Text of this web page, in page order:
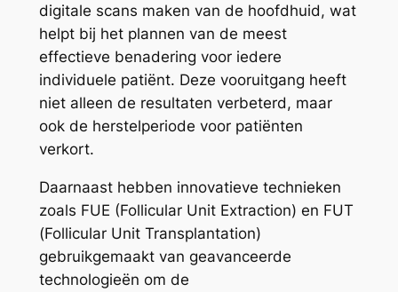
digitale scans maken van de hoofdhuid, wat
helpt bij het plannen van de meest
effectieve benadering voor iedere
individuele patiënt. Deze vooruitgang heeft
niet alleen de resultaten verbeterd, maar
ook de herstelperiode voor patiënten
verkort.
Daarnaast hebben innovatieve technieken
zoals FUE (Follicular Unit Extraction) en FUT
(Follicular Unit Transplantation)
gebruikgemaakt van geavanceerde
technologieën om de